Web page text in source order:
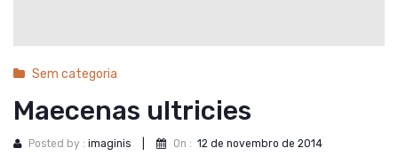
Sem categoria
Maecenas ultricies
Posted by : imaginis On : 12 de novembro de 2014